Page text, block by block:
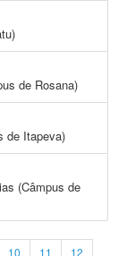
de Rosana)
de Itapeva)
(Câmpus de
10 11 12